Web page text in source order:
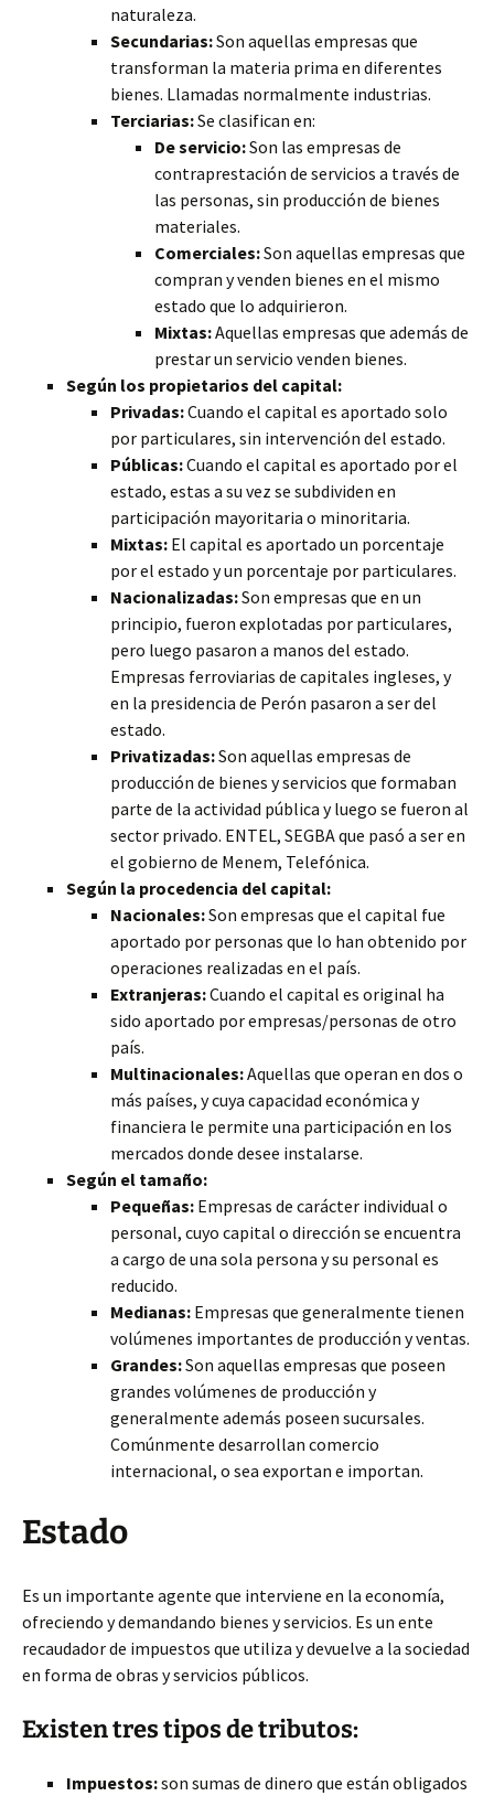
naturaleza.
Secundarias:Son aquellas empresas que
transforman la materia prima en diferentes
bienes. Llamadas normalmente industrias.
Terciarias:Se clasifican en:
De servicio:Son las empresas de
contraprestación de servicios a través de
las personas, sin producción de bienes
materiales.
Comerciales:Son aquellas empresas que
compran y venden bienes en el mismo
estado que lo adquirieron.
Mixtas:Aquellas empresas que además de
prestar un servicio venden bienes.
Según los propietarios del capital:
Privadas:Cuando el capital es aportado solo
por particulares, sin intervención del estado.
Públicas:Cuando el capital es aportado por el
estado, estas a su vez se subdividen en
participación mayoritaria o minoritaria.
Mixtas: El capital es aportado un porcentaje
por el estado y un porcentaje por particulares.
Nacionalizadas:Son empresas que en un
principio, fueron explotadas por particulares,
pero luego pasaron a manos del estado.
Empresas ferroviarias de capitales ingleses, y
en la presidencia de Perón pasaron a ser del
estado.
Privatizadas:Son aquellas empresas de
producción de bienes y servicios que formaban
parte de la actividad pública y luego se fueron al
sector privado. ENTEL, SEGBA que pasó a ser en
el gobierno de Menem, Telefónica.
Según la procedencia del capital:
Nacionales:Son empresas que el capital fue
aportado por personas que lo han obtenido por
operaciones realizadas en el país.
Extranjeras:Cuando el capital es original ha
sido aportado por empresas/personas de otro
país.
Multinacionales:Aquellas que operan en dos o
más países, y cuya capacidad económica y
financiera le permite una participación en los
mercados donde desee instalarse.
Según el tamaño:
Pequeñas: Empresas de carácter individual o
personal, cuyo capital o dirección se encuentra
a cargo de una sola persona y su personal es
reducido.
Medianas: Empresas que generalmente tienen
volúmenes importantes de producción y ventas.
Grandes:Son aquellas empresas que poseen
grandes volúmenes de producción y
generalmente además poseen sucursales.
Comúnmente desarrollan comercio
internacional, o sea exportan e importan.
Estado
Es un importante agente que interviene en la economía,
ofreciendo y demandando bienes y servicios. Es un ente
recaudador de impuestos que utiliza y devuelve a la sociedad
en forma de obras y servicios públicos.
Existen tres tipos de tributos:
Impuestos:son sumas de dinero que están obligados